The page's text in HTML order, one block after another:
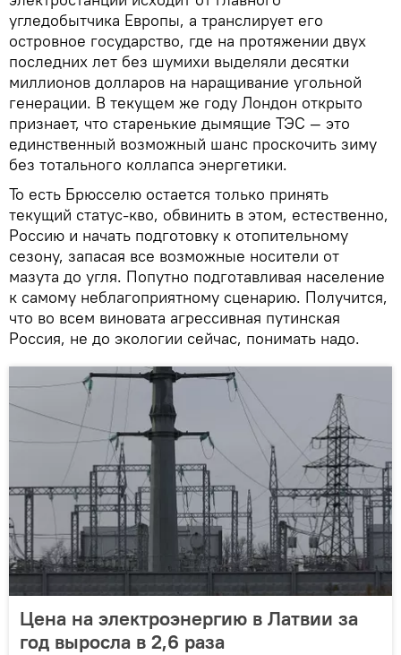
угледобытчика Европы, а транслирует его
островное государство, где на протяжении двух
последних лет без шумихи выделяли десятки
миллионов долларов на наращивание угольной
генерации. В текущем же году Лондон открыто
признает, что старенькие дымящие ТЭС — это
единственный возможный шанс проскочить зиму
без тотального коллапса энергетики.
То есть Брюсселю остается только принять
текущий статус-кво, обвинить в этом, естественно,
Россию и начать подготовку к отопительному
сезону, запасая все возможные носители от
мазута до угля. Попутно подготавливая население
к самому неблагоприятному сценарию. Получится,
что во всем виновата агрессивная путинская
Россия, не до экологии сейчас, понимать надо.
Цена на электроэнергию в Латвии за
год выросла в 2,6 раза